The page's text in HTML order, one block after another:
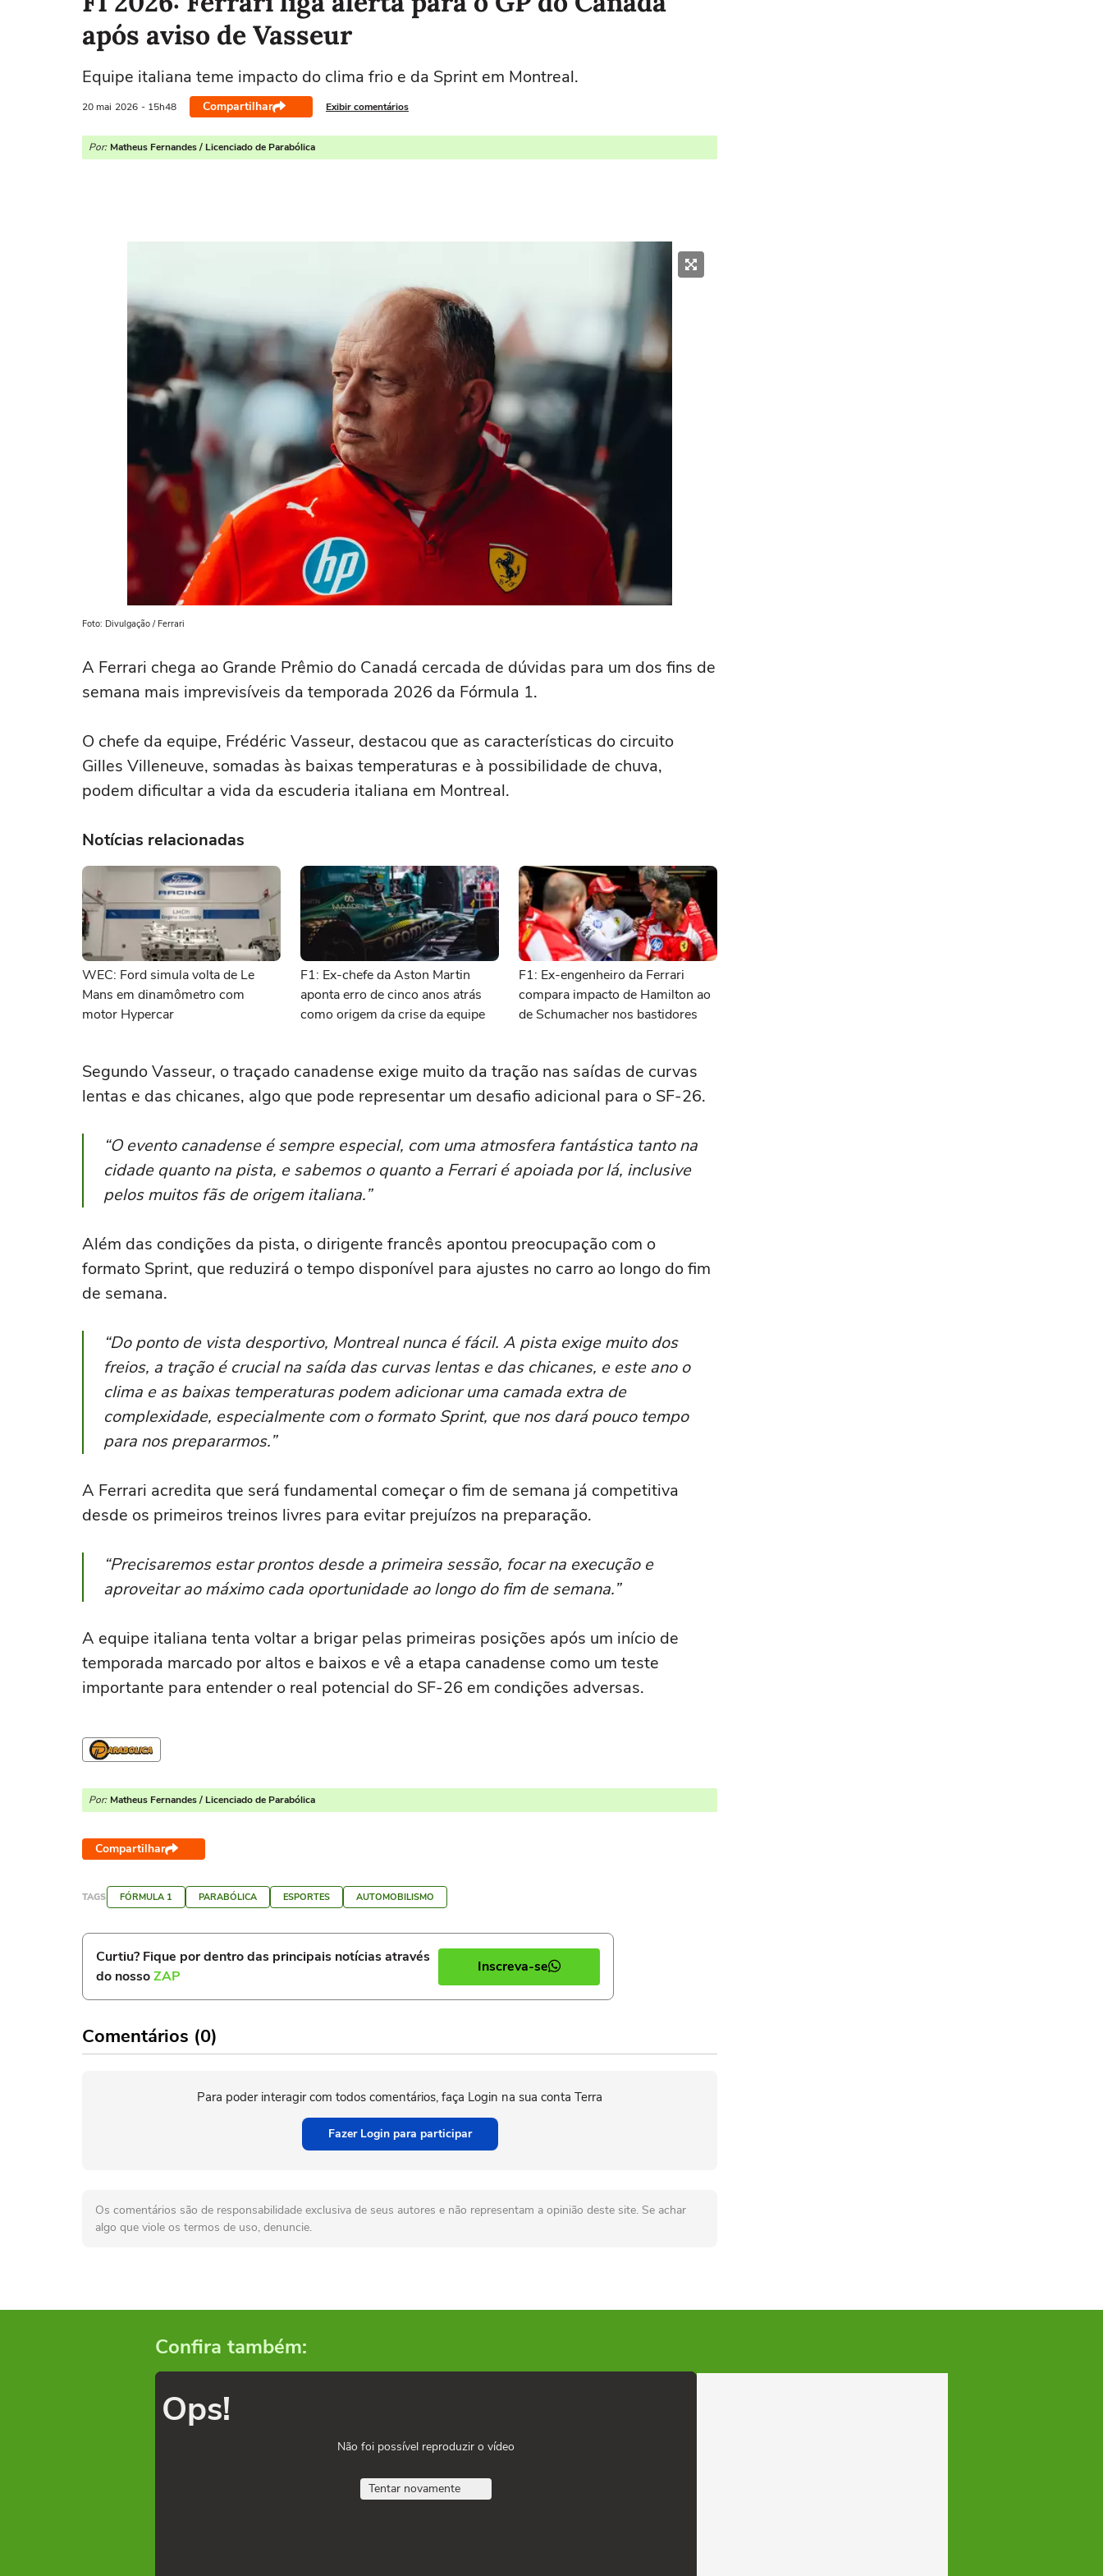
após aviso de Vasseur
Equipe italiana teme impacto do clima frio e da Sprint em Montreal.
20 mai 2026 - 15h48 Compartilhar Exibir comentários
Por: Matheus Fernandes / Licenciado de Parabólica
Foto: Divulgação / Ferrari
A Ferrari chega ao Grande Prêmio do Canadá cercada de dúvidas para um dos fins de
semana mais imprevisíveis da temporada 2026 da Fórmula 1.
O chefe da equipe, Frédéric Vasseur, destacou que as características do circuito
Gilles Villeneuve, somadas às baixas temperaturas e à possibilidade de chuva,
podem dificultar a vida da escuderia italiana em Montreal.
Notícias relacionadas
WEC: Ford simula volta de Le
Mans em dinamômetro com
motor Hypercar
F1: Ex-chefe da Aston Martin
aponta erro de cinco anos atrás
como origem da crise da equipe
F1: Ex-engenheiro da Ferrari
compara impacto de Hamilton ao
de Schumacher nos bastidores
Segundo Vasseur, o traçado canadense exige muito da tração nas saídas de curvas
lentas e das chicanes, algo que pode representar um desafio adicional para o SF-26.
“O evento canadense é sempre especial, com uma atmosfera fantástica tanto na
cidade quanto na pista, e sabemos o quanto a Ferrari é apoiada por lá, inclusive
pelos muitos fãs de origem italiana.”
Além das condições da pista, o dirigente francês apontou preocupação com o
formato Sprint, que reduzirá o tempo disponível para ajustes no carro ao longo do fim
de semana.
“Do ponto de vista desportivo, Montreal nunca é fácil. A pista exige muito dos
freios, a tração é crucial na saída das curvas lentas e das chicanes, e este ano o
clima e as baixas temperaturas podem adicionar uma camada extra de
complexidade, especialmente com o formato Sprint, que nos dará pouco tempo
para nos prepararmos.”
A Ferrari acredita que será fundamental começar o fim de semana já competitiva
desde os primeiros treinos livres para evitar prejuízos na preparação.
“Precisaremos estar prontos desde a primeira sessão, focar na execução e
aproveitar ao máximo cada oportunidade ao longo do fim de semana.”
A equipe italiana tenta voltar a brigar pelas primeiras posições após um início de
temporada marcado por altos e baixos e vê a etapa canadense como um teste
importante para entender o real potencial do SF-26 em condições adversas.
Por: Matheus Fernandes / Licenciado de Parabólica
Compartilhar
TAGS FÓRMULA 1 PARABÓLICA ESPORTES AUTOMOBILISMO
Curtiu? Fique por dentro das principais notícias através
do nossoZAP
Inscreva-se
Comentários (0)
Para poder interagir com todos comentários, faça Login na sua conta Terra
Fazer Login para participar
Os comentários são de responsabilidade exclusiva de seus autores e não representam a opinião deste site. Se achar
algo que viole os termos de uso, denuncie.
Confira também:
Ops!
Não foi possível reproduzir o vídeo
Tentar novamente